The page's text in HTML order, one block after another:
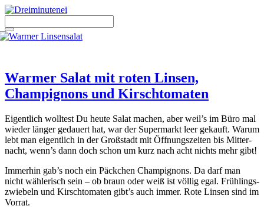
Zum
springen
Menü
Warmer Salat mit roten Linsen,
Champignons und Kirschtomaten
Eigent­lich woll­test Du heu­te Salat machen, aber weil’s im Büro mal
wie­der län­ger gedau­ert hat, war der Super­markt leer gekauft. War­um
lebt man eigent­lich in der Groß­stadt mit Öff­nungs­zei­ten bis Mit­ter­
nacht, wenn’s dann doch schon um kurz nach acht nichts mehr gibt!
Immer­hin gab’s noch ein Päck­chen Cham­pi­gnons. Da darf man
nicht wäh­le­risch sein – ob braun oder weiß ist völ­lig egal. Früh­lings­
zwie­beln und Kirsch­to­ma­ten gibt’s auch immer. Rote Lin­sen sind im
Vor­rat.